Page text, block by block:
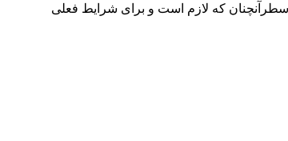
سطرآنچنان که لازم است و برای شرایط فعلی